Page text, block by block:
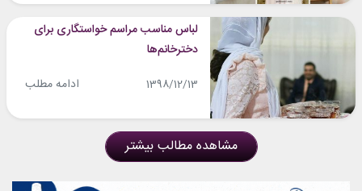
لباس مناسب مراسم خواستگاری برای
دخترخانم‌ها
1398/12/13 ادامه مطلب
مشاهده مطالب بیشتر